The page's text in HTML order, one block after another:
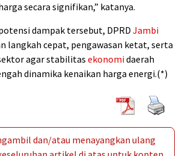
secara signifikan,” katanya.
dampak tersebut, DPRD Jambi
langkah cepat, pengawasan ketat, serta
agar stabilitas ekonomidaerah
dinamika kenaikan harga energi.(*)
dan/atau menayangkan ulang